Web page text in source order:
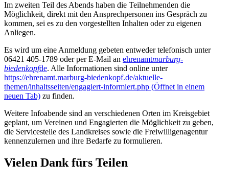
Im zweiten Teil des Abends haben die Teilnehmenden die
Möglichkeit, direkt mit den Ansprechpersonen ins Gespräch zu
kommen, sei es zu den vorgestellten Inhalten oder zu eigenen
Anliegen.
Es wird um eine Anmeldung gebeten entweder telefonisch unter
06421 405‑1789 oder per E-Mail an ehrenamtmarburg-
biedenkopfde. Alle Informationen sind online unter
https://ehrenamt.marburg-biedenkopf.de/aktuelle-
themen/inhaltsseiten/engagiert-informiert.php (Öffnet in einem
neuen Tab) zu finden.
Weitere Infoabende sind an verschiedenen Orten im Kreisgebiet
geplant, um Vereinen und Engagierten die Möglichkeit zu geben,
die Servicestelle des Landkreises sowie die Freiwilligenagentur
kennenzulernen und ihre Bedarfe zu formulieren.
Vielen Dank fürs Teilen